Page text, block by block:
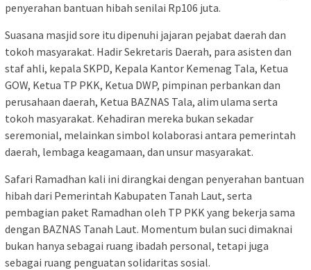
penyerahan bantuan hibah senilai Rp106 juta.
Suasana masjid sore itu dipenuhi jajaran pejabat daerah dan
tokoh masyarakat. Hadir Sekretaris Daerah, para asisten dan
staf ahli, kepala SKPD, Kepala Kantor Kemenag Tala, Ketua
GOW, Ketua TP PKK, Ketua DWP, pimpinan perbankan dan
perusahaan daerah, Ketua BAZNAS Tala, alim ulama serta
tokoh masyarakat. Kehadiran mereka bukan sekadar
seremonial, melainkan simbol kolaborasi antara pemerintah
daerah, lembaga keagamaan, dan unsur masyarakat.
Safari Ramadhan kali ini dirangkai dengan penyerahan bantuan
hibah dari Pemerintah Kabupaten Tanah Laut, serta
pembagian paket Ramadhan oleh TP PKK yang bekerja sama
dengan BAZNAS Tanah Laut. Momentum bulan suci dimaknai
bukan hanya sebagai ruang ibadah personal, tetapi juga
sebagai ruang penguatan solidaritas sosial.